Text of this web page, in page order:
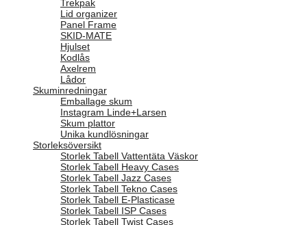
Trekpak
Lid organizer
Panel Frame
SKID-MATE
Hjulset
Kodlås
Axelrem
Lådor
Skuminredningar
Emballage skum
Instagram Linde+Larsen
Skum plattor
Unika kundlösningar
Storleksöversikt
Storlek Tabell Vattentäta Väskor
Storlek Tabell Heavy Cases
Storlek Tabell Jazz Cases
Storlek Tabell Tekno Cases
Storlek Tabell E-Plasticase
Storlek Tabell ISP Cases
Storlek Tabell Twist Cases